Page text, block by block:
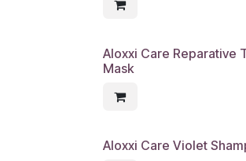
Aloxxi Care Reparative
Mask
Aloxxi Care Violet